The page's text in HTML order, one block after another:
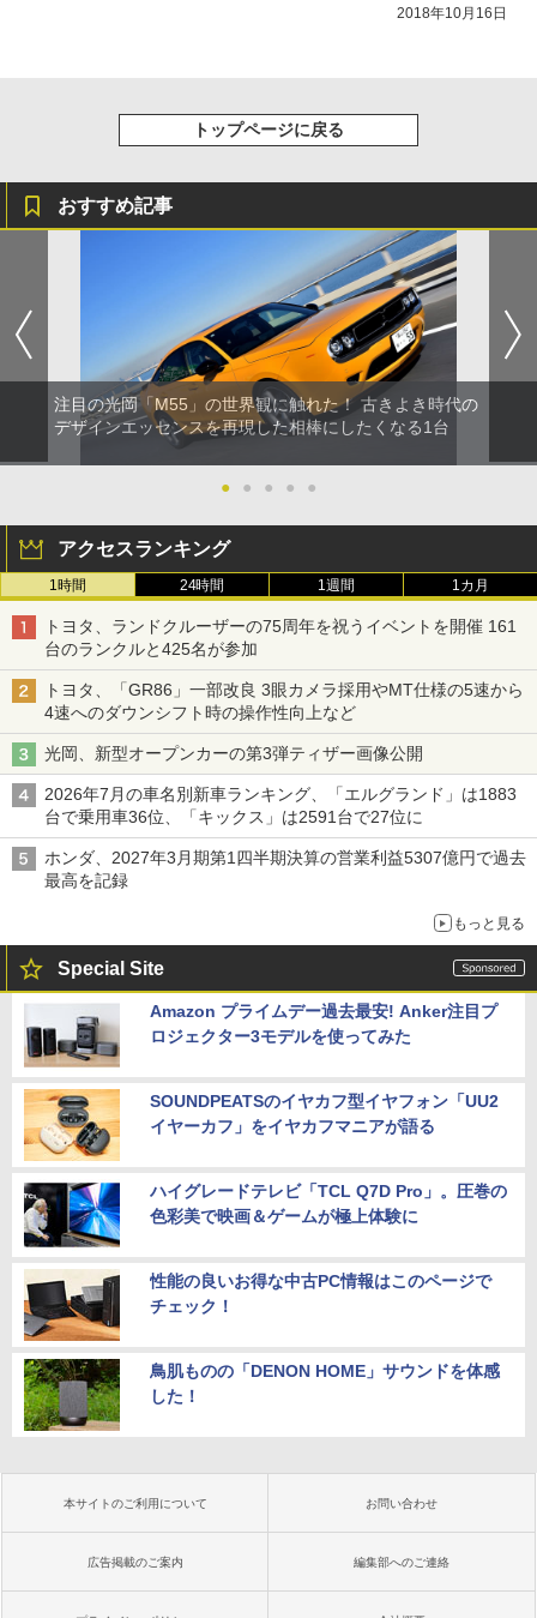
2018年10月16日
トップページに戻る
おすすめ記事
注目の光岡「M55」の世界観に触れた！ 古きよき時代の
デザインエッセンスを再現した相棒にしたくなる1台
● ● ● ● ●
アクセスランキング
1時間 24時間 1週間 1カ月
トヨタ、ランドクルーザーの75周年を祝うイベントを開催 161
台のランクルと425名が参加
トヨタ、「GR86」一部改良 3眼カメラ採用やMT仕様の5速から
4速へのダウンシフト時の操作性向上など
光岡、新型オープンカーの第3弾ティザー画像公開
2026年7月の車名別新車ランキング、「エルグランド」は1883
台で乗用車36位、「キックス」は2591台で27位に
ホンダ、2027年3月期第1四半期決算の営業利益5307億円で過去
最高を記録
もっと見る
Special Site
Amazon プライムデー過去最安! Anker注目プ
ロジェクター3モデルを使ってみた
SOUNDPEATSのイヤカフ型イヤフォン「UU2
イヤーカフ」をイヤカフマニアが語る
ハイグレードテレビ「TCL Q7D Pro」。圧巻の
色彩美で映画＆ゲームが極上体験に
性能の良いお得な中古PC情報はこのページで
チェック！
鳥肌ものの「DENON HOME」サウンドを体感
した！
本サイトのご利用について お問い合わせ
広告掲載のご案内 編集部へのご連絡